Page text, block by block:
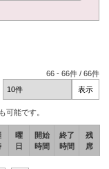
66 -66件 /66件
可能です。
曜
日
開始
時間
終了
時間
残
席